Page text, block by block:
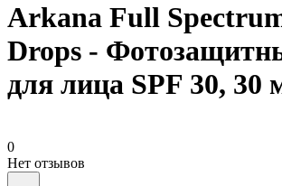
Arkana Full
Drops -
для лица SPF 30, 30
0
Нет отзывов